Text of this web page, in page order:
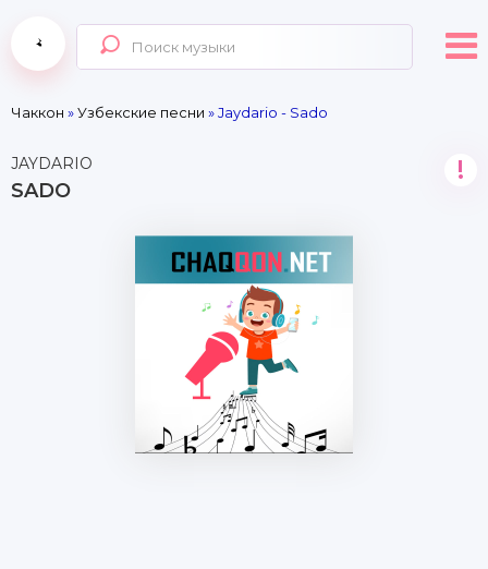
Чаккон »Узбекские песни » Jaydario - Sado
JAYDARIO
SADO
!